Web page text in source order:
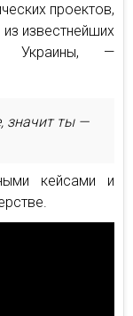
проектов,
известнейших
Украины, —
значит ты —
кейсами и